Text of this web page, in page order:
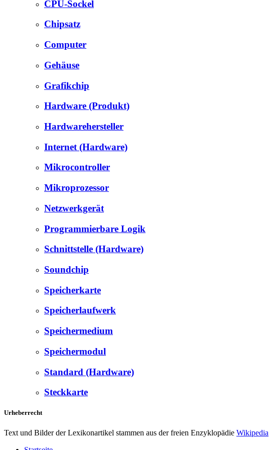
CPU-Sockel
Chipsatz
Computer
Gehäuse
Grafikchip
Hardware (Produkt)
Hardwarehersteller
Internet (Hardware)
Mikrocontroller
Mikroprozessor
Netzwerkgerät
Programmierbare Logik
Schnittstelle (Hardware)
Soundchip
Speicherkarte
Speicherlaufwerk
Speichermedium
Speichermodul
Standard (Hardware)
Steckkarte
Urheberrecht
Text und Bilder der Lexikonartikel stammen aus der freien Enzyklopädie Wikipedia